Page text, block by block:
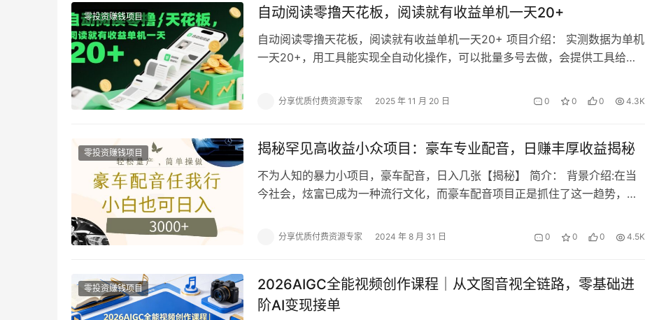
零投资赚钱项目 自动阅读零撸天花板，阅读就有收益单机一天20+
自动阅读零撸天花板，阅读就有收益单机一天20+ 项目介绍： 实测数据为单机
一天20+，用工具能实现全自动化操作，可以批量多号去做，会提供工具给
分享优质付费资源专家 2025 年 11 月 20 日 0 0 0 4.3K
零投资赚钱项目 揭秘罕见高收益小众项目：豪车专业配音，日赚丰厚收益揭秘
不为人知的暴力小项目，豪车配音，日入几张【揭秘】 简介： 背景介绍:在当
今社会，炫富已成为一种流行文化，而豪车配音项目正是抓住了这一趋势，为
分享优质付费资源专家 2024 年 8 月 31 日 0 0 0 4.5K
零投资赚钱项目
2026AIGC全能视频创作课程｜从文图音视全链路，零基础进
阶AI变现接单